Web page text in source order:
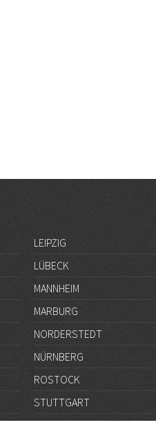
LEIPZIG
LÜBECK
MANNHEIM
MARBURG
NORDERSTEDT
NÜRNBERG
ROSTOCK
STUTTGART